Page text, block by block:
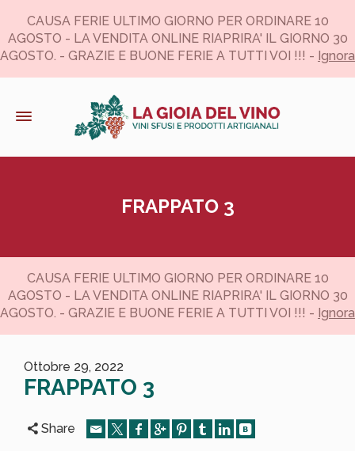
CAUSA FERIE ULTIMO GIORNO PER ORDINARE 10
AGOSTO - LA VENDITA ONLINE RIAPRIRA' IL GIORNO 30
AGOSTO. - GRAZIE E BUONE FERIE A TUTTI VOI !!! - Ignora
FRAPPATO 3
CAUSA FERIE ULTIMO GIORNO PER ORDINARE 10
AGOSTO - LA VENDITA ONLINE RIAPRIRA' IL GIORNO 30
AGOSTO. - GRAZIE E BUONE FERIE A TUTTI VOI !!! - Ignora
Ottobre 29, 2022
FRAPPATO 3
Share